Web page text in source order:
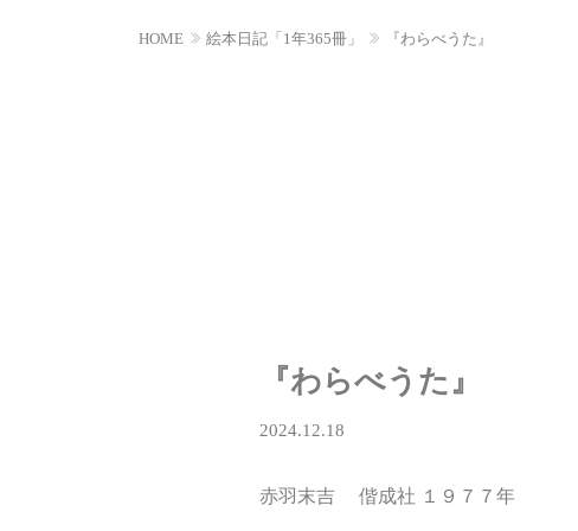
HOME 絵本日記「1年365冊」 『わらべうた』
『わらべうた』
2024.12.18
赤羽末吉 偕成社 １９７７年